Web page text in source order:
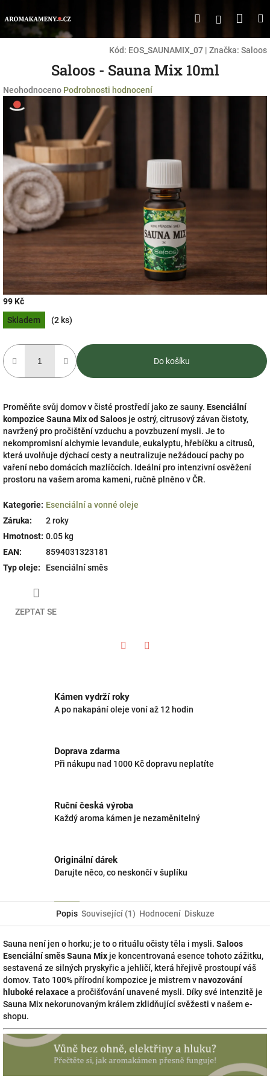
na
HledatPřihlášení
Kód: EOS_SAUNAMIX_07 | Značka: Saloos
Saloos - Sauna Mix 10ml
Průměrné
hodnocení
produktu
hvězdiček.
Neohodnoceno Podrobnosti hodnocení
99 Kč
Měrná
cena:
Skladem (2 ks)
Do košíku
Proměňte svůj domov v čisté prostředí jako ze sauny. Esenciální
kompozice Sauna Mix od Saloos je ostrý, citrusový závan čistoty,
navržený pro pročištění vzduchu a povzbuzení mysli. Je to
nekompromisní alchymie levandule, eukalyptu, hřebíčku a citrusů,
která uvolňuje dýchací cesty a neutralizuje nežádoucí pachy po
vaření nebo domácích mazlíčcích. Ideální pro intenzivní osvěžení
prostoru na vašem aroma kameni, ručně plněno v ČR.
Kategorie: Esenciální a vonné oleje
Záruka:
2 roky
Hmotnost: 0.05 kg
EAN:
8594031323181
Typ oleje: Esenciální směs
ZEPTAT SE
Kámen vydrží roky
A po nakapání oleje voní až 12 hodin
Doprava zdarma
Při nákupu nad 1000 Kč dopravu neplatíte
Ruční česká výroba
Každý aroma kámen je nezaměnitelný
Originální dárek
Darujte něco, co neskončí v šuplíku
Popis Související (1) Hodnocení Diskuze
Sauna není jen o horku; je to o rituálu očisty těla i mysli. Saloos
Esenciální směs Sauna Mix je koncentrovaná esence tohoto zážitku,
sestavená ze silných pryskyřic a jehličí, která hřejivě prostoupí váš
domov. Tato 100% přírodní kompozice je mistrem vnavozování
hluboké relaxacea pročišťování unavené mysli. Díky své intenzitě je
Sauna Mix nekorunovaným králem zklidňující svěžesti v našem e-
shopu.